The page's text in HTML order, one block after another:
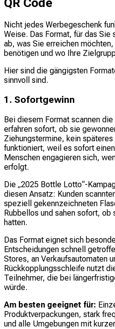
QR Code
Nicht jedes Werbegeschenk
Weise. Das Format, für das Sie
ab, was Sie erreichen
benötigen und wo Ihre
Hier sind die gängigsten
sinnvoll sind.
1. Sofortgewinn
Bei diesem Format scannen
erfahren sofort, ob sie
Ziehungstermine, kein
funktioniert, weil es sofort
Menschen engagieren sich,
erfolgt.
Die „2025 Bottle Lotto“-
diesen Ansatz: Kunden
speziell gekennzeichneten
Rubbellos und sahen sofort,
hatten.
Das Format eignet sich
Entscheidungen schnell
Stores, an Verkaufsautomaten
Rückkopplungsschleife nutzt
Teilnehmer, die bei
würde.
Am besten geeignet für:
Produktverpackungen, stark
und alle Umgebungen mit